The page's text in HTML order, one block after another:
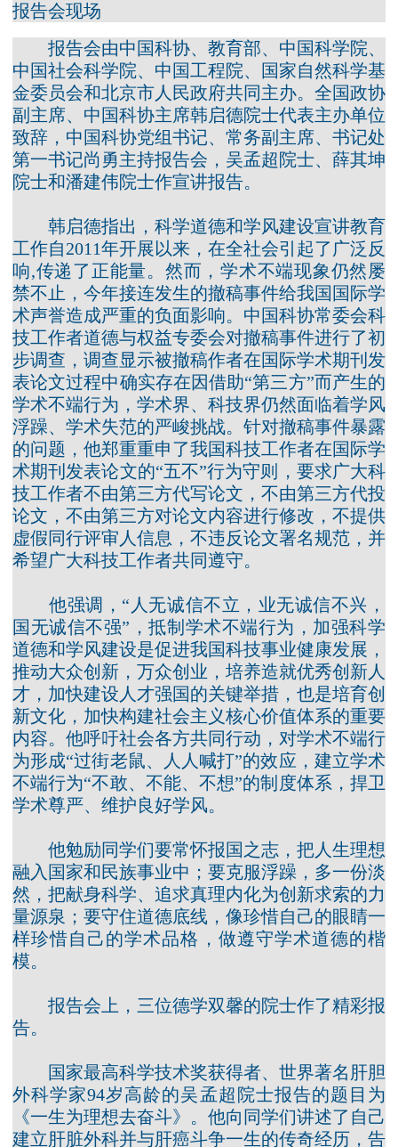
报告会现场
报告会由中国科协、教育部、中国科学院、
中国社会科学院、中国工程院、国家自然科学基
金委员会和北京市人民政府共同主办。全国政协
副主席、中国科协主席韩启德院士代表主办单位
致辞，中国科协党组书记、常务副主席、书记处
第一书记尚勇主持报告会，吴孟超院士、薛其坤
院士和潘建伟院士作宣讲报告。
韩启德指出，科学道德和学风建设宣讲教育
工作自2011年开展以来，在全社会引起了广泛反
响,传递了正能量。然而，学术不端现象仍然屡
禁不止，今年接连发生的撤稿事件给我国国际学
术声誉造成严重的负面影响。中国科协常委会科
技工作者道德与权益专委会对撤稿事件进行了初
步调查，调查显示被撤稿作者在国际学术期刊发
表论文过程中确实存在因借助“第三方”而产生的
学术不端行为，学术界、科技界仍然面临着学风
浮躁、学术失范的严峻挑战。针对撤稿事件暴露
的问题，他郑重重申了我国科技工作者在国际学
术期刊发表论文的“五不”行为守则，要求广大科
技工作者不由第三方代写论文，不由第三方代投
论文，不由第三方对论文内容进行修改，不提供
虚假同行评审人信息，不违反论文署名规范，并
希望广大科技工作者共同遵守。
他强调，“人无诚信不立，业无诚信不兴，
国无诚信不强”，抵制学术不端行为，加强科学
道德和学风建设是促进我国科技事业健康发展，
推动大众创新，万众创业，培养造就优秀创新人
才，加快建设人才强国的关键举措，也是培育创
新文化，加快构建社会主义核心价值体系的重要
内容。他呼吁社会各方共同行动，对学术不端行
为形成“过街老鼠、人人喊打”的效应，建立学术
不端行为“不敢、不能、不想”的制度体系，捍卫
学术尊严、维护良好学风。
他勉励同学们要常怀报国之志，把人生理想
融入国家和民族事业中；要克服浮躁，多一份淡
然，把献身科学、追求真理内化为创新求索的力
量源泉；要守住道德底线，像珍惜自己的眼睛一
样珍惜自己的学术品格，做遵守学术道德的楷
模。
报告会上，三位德学双馨的院士作了精彩报
告。
国家最高科学技术奖获得者、世界著名肝胆
外科学家94岁高龄的吴孟超院士报告的题目为
《一生为理想去奋斗》。他向同学们讲述了自己
建立肝脏外科并与肝癌斗争一生的传奇经历，告